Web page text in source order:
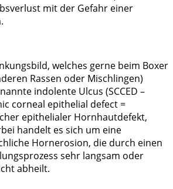
mit der Gefahr einer
welches gerne beim Boxer
Rassen oder Mischlingen)
indolente Ulcus (SCCED –
corneal epithelial defect =
epithelialer Hornhautdefekt,
handelt es sich um eine
Hornerosion, die durch einen
sehr langsam oder
abheilt.